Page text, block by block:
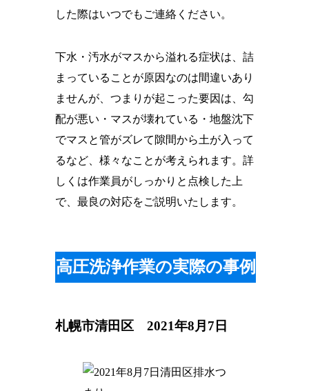
した際はいつでもご連絡ください。
下水・汚水がマスから溢れる症状は、詰
まっていることが原因なのは間違いあり
ませんが、つまりが起こった要因は、勾
配が悪い・マスが壊れている・地盤沈下
でマスと管がズレて隙間から土が入って
るなど、様々なことが考えられます。詳
しくは作業員がしっかりと点検した上
で、最良の対応をご説明いたします。
高圧洗浄作業の実際の事例
札幌市清田区 2021年8月7日